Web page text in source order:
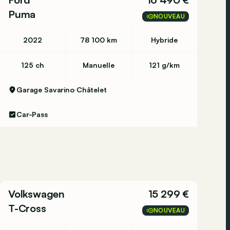
Puma
NOUVEAU
2022 78 100 km Hybride
125 ch Manuelle 121 g/km
Garage Savarino Châtelet
Car-Pass
Volkswagen
T-Cross
15 299 €
NOUVEAU